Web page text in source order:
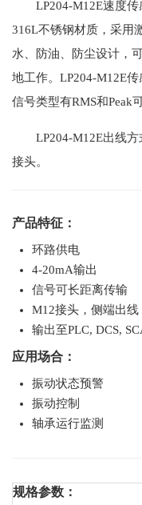
LP204-M12E速度
316L不锈钢材质，采用
水、防油、防尘设计，
地工作。LP204-M12E
信号类型有RMS和Peak
LP204-M12E出线
接头。
产品特征：
环路供电
4-20mA输出
信号可长距离传输
M12接头，侧端出线
输出至PLC, DCS,
应用场合：
振动状态预警
振动控制
轴承运行监测
规格参数：